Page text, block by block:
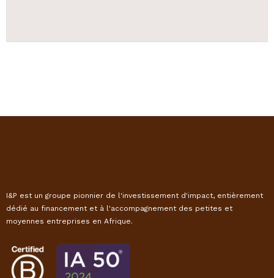
I&P est un groupe pionnier de l'investissement d'impact, entièrement
dédié au financement et à l'accompagnement des petites et
moyennes entreprises en Afrique.